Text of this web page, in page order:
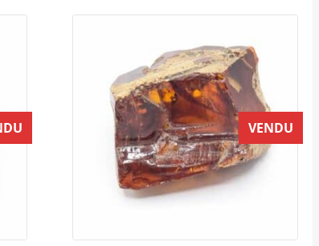
VENDU